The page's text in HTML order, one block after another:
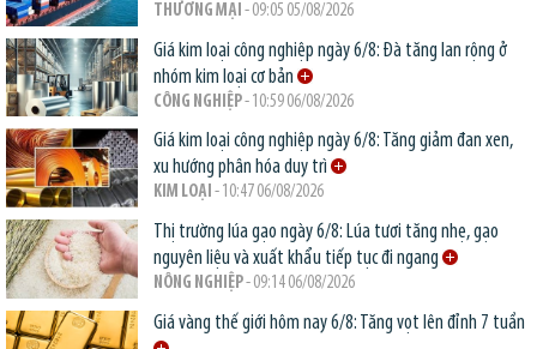
THƯƠNG MẠI - 09:05 05/08/2026
Giá kim loại công nghiệp ngày 6/8: Đà tăng lan rộng ở
nhóm kim loại cơ bản
CÔNG NGHIỆP- 10:59 06/08/2026
Giá kim loại công nghiệp ngày 6/8: Tăng giảm đan xen,
xu hướng phân hóa duy trì
KIM LOẠI - 10:47 06/08/2026
Thị trường lúa gạo ngày 6/8: Lúa tươi tăng nhẹ, gạo
nguyên liệu và xuất khẩu tiếp tục đi ngang
NÔNG NGHIỆP- 09:14 06/08/2026
Giá vàng thế giới hôm nay 6/8: Tăng vọt lên đỉnh 7 tuần